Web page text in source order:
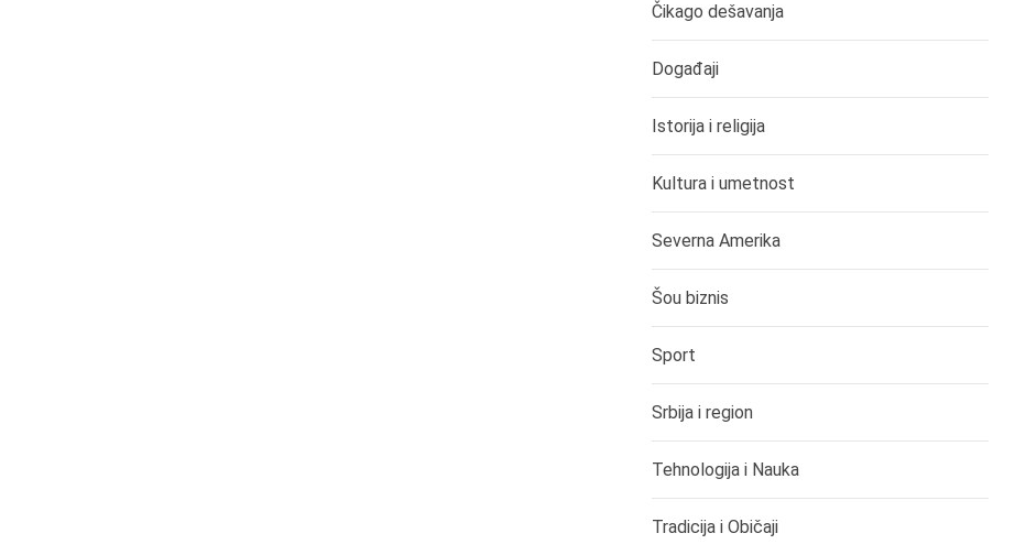
Čikago dešavanja
Događaji
Istorija i religija
Kultura i umetnost
Severna Amerika
Šou biznis
Sport
Srbija i region
Tehnologija i Nauka
Tradicija i Običaji